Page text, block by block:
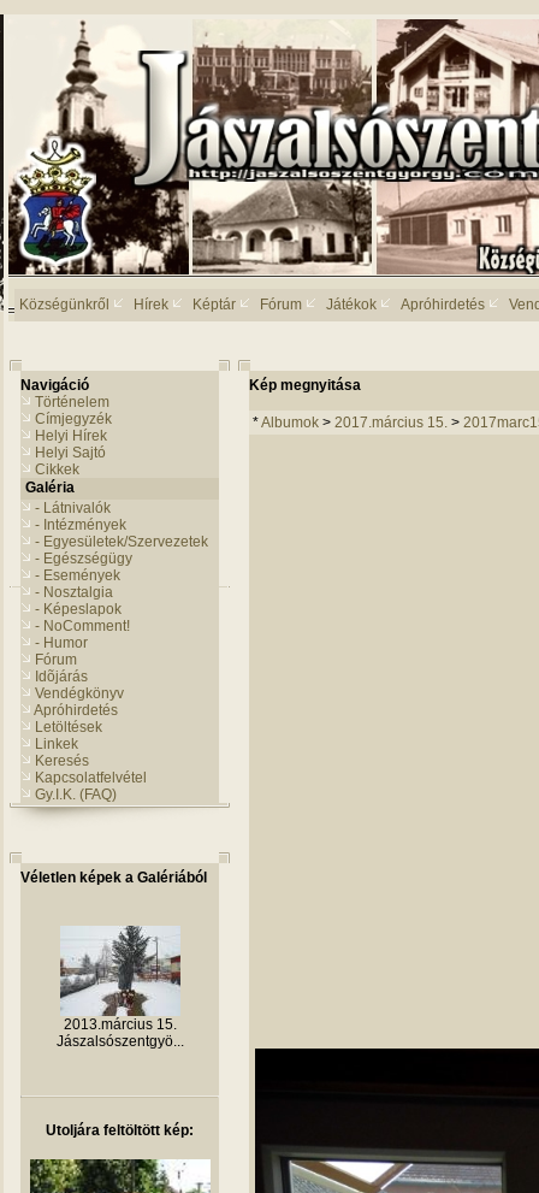
Községünkről Hírek Képtár Fórum Játékok Apróhirdetés
Navigáció
Történelem
Címjegyzék
Helyi Hírek
Helyi Sajtó
Cikkek
Galéria
- Látnivalók
- Intézmények
- Egyesületek/Szervezetek
- Egészségügy
- Események
- Nosztalgia
- Képeslapok
- NoComment!
- Humor
Fórum
Idõjárás
Vendégkönyv
Apróhirdetés
Letöltések
Linkek
Keresés
Kapcsolatfelvétel
Gy.I.K. (FAQ)
Véletlen képek a Galériából
2013.március 15.
Jászalsószentgyö...
Utoljára feltöltött kép:
Kép megnyitása
*Albumok > 2017.március 15. >